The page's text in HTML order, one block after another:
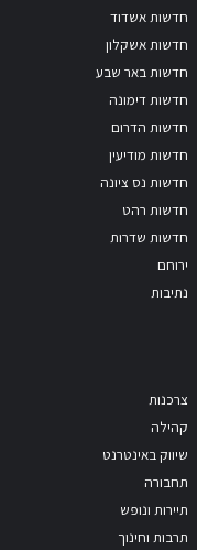
חדשות אשדוד
חדשות אשקלון
חדשות באר שבע
חדשות דימונה
חדשות הדרום
חדשות מודיעין
חדשות נס ציונה
חדשות רהט
חדשות שדרות
ירוחם
נתיבות
צרכנות
קהילה
שיווק באינטרנט
תחבורה
תיירות ונופש
תרבות וחינוך